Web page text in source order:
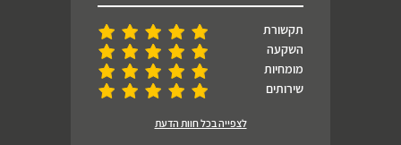
תקשורת
השקעה
מומחיות
שירותים
לצפייה בכל חוות הדעת